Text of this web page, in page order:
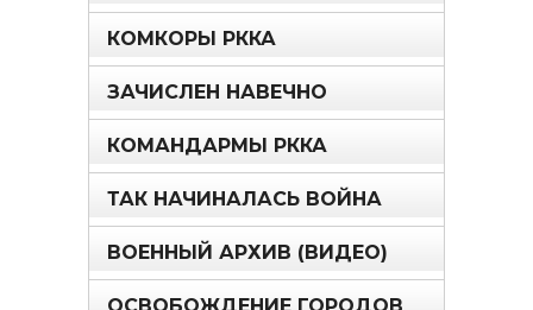
КОМКОРЫ РККА
ЗАЧИСЛЕН НАВЕЧНО
КОМАНДАРМЫ РККА
ТАК НАЧИНАЛАСЬ ВОЙНА
ВОЕННЫЙ АРХИВ (ВИДЕО)